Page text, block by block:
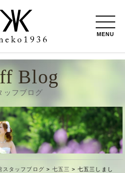
MENU
Blog
ッフブログ
スタッフブログ > 七五三 > 七五三しまし